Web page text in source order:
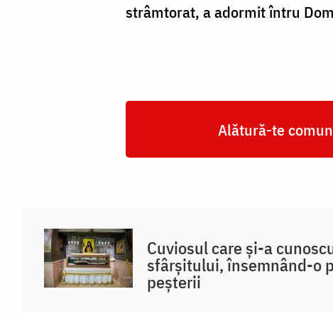
strâmtorat, a adormit întru
Alătură-te
Cuviosul care și-a
sfârșitului, însemnând-o
peșterii